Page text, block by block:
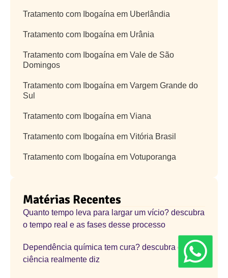
Tratamento com Ibogaína em Uberlândia
Tratamento com Ibogaína em Urânia
Tratamento com Ibogaína em Vale de São
Domingos
Tratamento com Ibogaína em Vargem Grande do
Sul
Tratamento com Ibogaína em Viana
Tratamento com Ibogaína em Vitória Brasil
Tratamento com Ibogaína em Votuporanga
Matérias Recentes
Quanto tempo leva para largar um vício? descubra
o tempo real e as fases desse processo
Dependência química tem cura? descubra o que a
ciência realmente diz